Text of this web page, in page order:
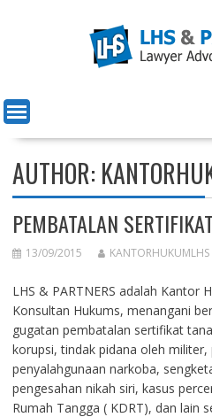
AUTHOR:
PEMBATALAN
13/09/2015 KANTORHUKUMLHS
LHS & PARTNERS adalah Kantor
Konsultan Hukums, menangani
gugatan pembatalan sertifikat
korupsi, tindak pidana oleh
penyalahgunaan narkoba,
pengesahan nikah siri, kasus
Rumah Tangga ( KDRT), dan lain